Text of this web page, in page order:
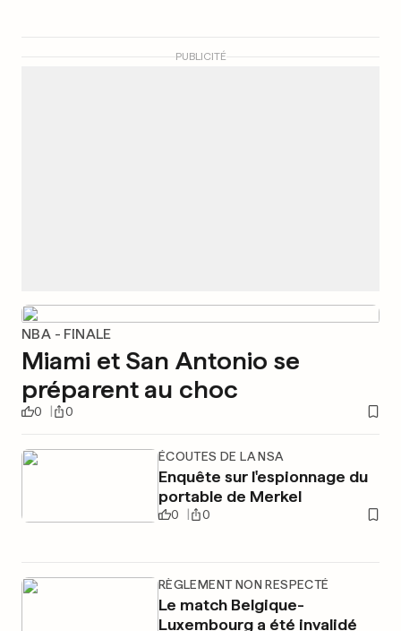
PUBLICITÉ
NBA - FINALE
Miami et San Antonio se
préparent au choc
0 0
ÉCOUTES DE LA NSA
Enquête sur l'espionnage du
portable de Merkel
0 0
RÈGLEMENT NON RESPECTÉ
Le match Belgique-
Luxembourg a été invalidé